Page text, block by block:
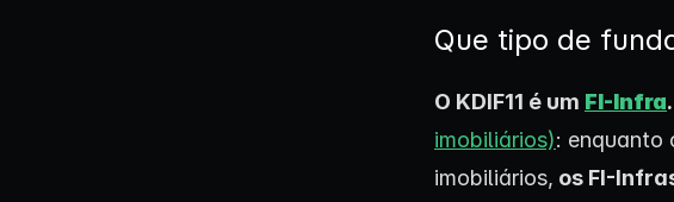
Que tipo de
O KDIF11 é um FI-Infra.
imobiliários): enquanto
imobiliários, os FI-